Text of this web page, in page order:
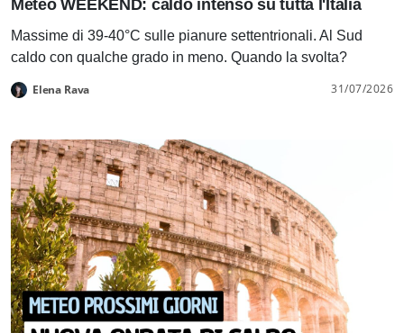
Meteo WEEKEND: caldo intenso su tutta l'Italia
Massime di 39-40°C sulle pianure settentrionali. Al Sud
caldo con qualche grado in meno. Quando la svolta?
Elena Rava 31/07/2026